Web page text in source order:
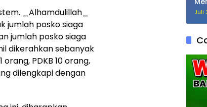
_Alhamdulillah_
jumlah posko siaga
jumlah posko siaga
dikerahkan sebanyak
PDKB 10 orang,
dilengkapi dengan
Juli